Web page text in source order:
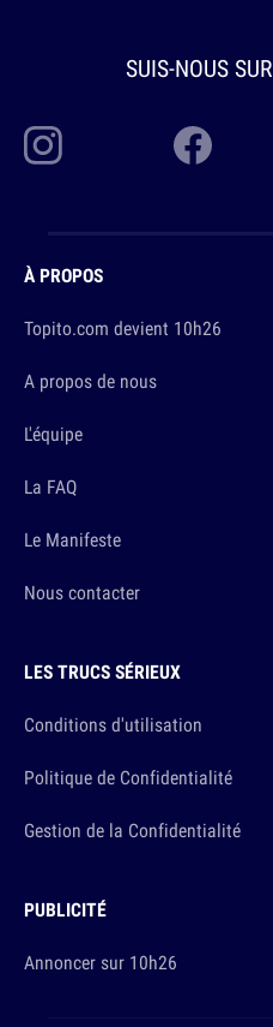
SUIS-NOUS SUR
À PROPOS
Topito.com devient 10h26
A propos de nous
L'équipe
La FAQ
Le Manifeste
Nous contacter
LES TRUCS SÉRIEUX
Conditions d'utilisation
Politique de Confidentialité
Gestion de la Confidentialité
PUBLICITÉ
Annoncer sur 10h26